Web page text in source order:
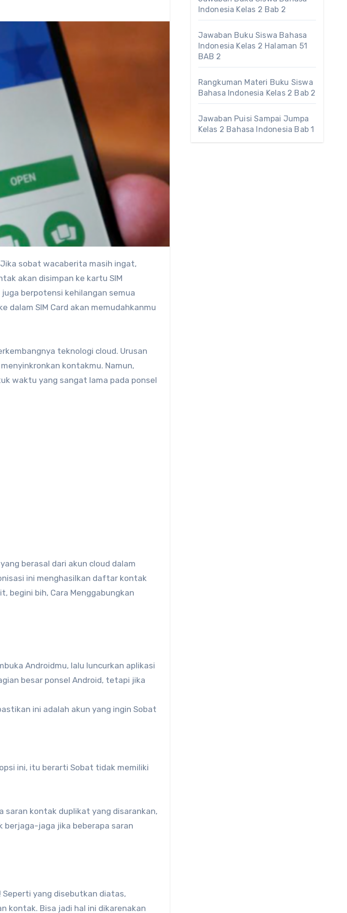
sobat wacaberita masih ingat,
akan disimpan ke kartu SIM
berpotensi kehilangan semua
dalam SIM Card akan memudahkanmu
teknologi cloud. Urusan
kontakmu. Namun,
waktu yang sangat lama pada ponsel
berasal dari akun cloud dalam
ini menghasilkan daftar kontak
begini bih, Cara Menggabungkan
Androidmu, lalu luncurkan aplikasi
besar ponsel Android, tetapi jika
ini adalah akun yang ingin Sobat
ini, itu berarti Sobat tidak memiliki
saran kontak duplikat yang disarankan,
berjaga-jaga jika beberapa saran
yang disebutkan diatas,
kontak. Bisa jadi hal ini dikarenakan
Indonesia Kelas 2 Bab 2
Jawaban Buku Siswa Bahasa
Indonesia Kelas 2 Halaman 51
BAB 2
Rangkuman Materi Buku Siswa
Bahasa Indonesia Kelas 2 Bab 2
Jawaban Puisi Sampai Jumpa
Kelas 2 Bahasa Indonesia Bab 1